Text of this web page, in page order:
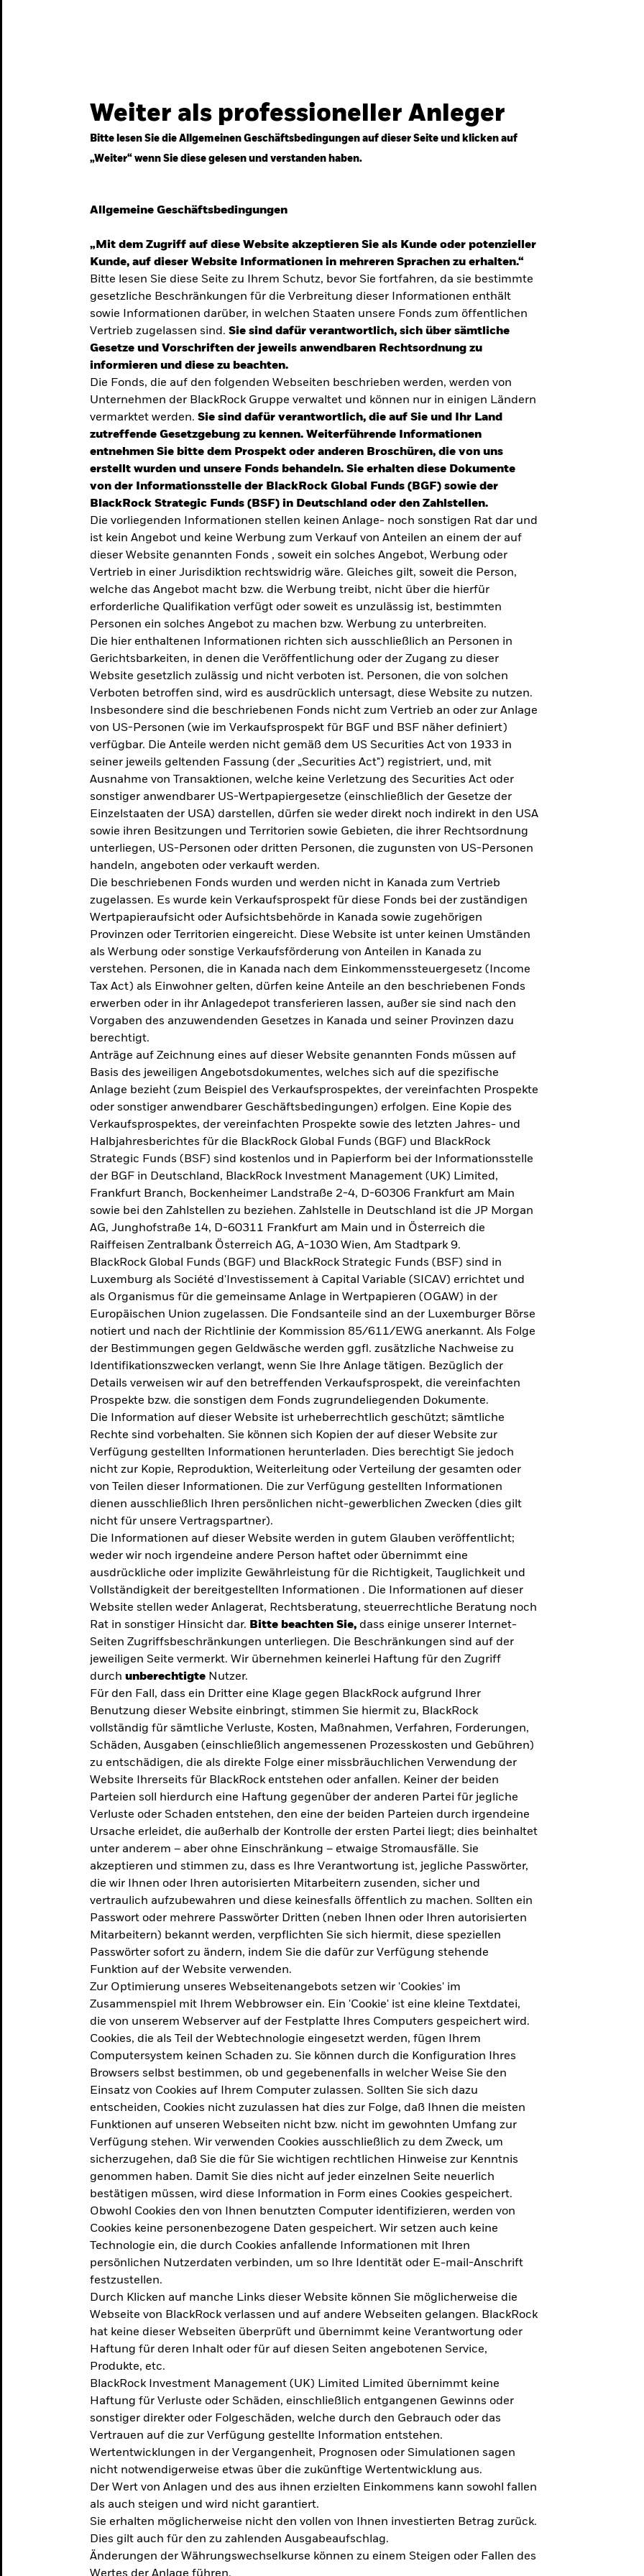
TRENDS & IDEEN
Entdecken Sie unsere
makroökonomischen
Einschätzungen und Anlageideen.
Aktuelle Einschätzungen
UMFRAGE ZUR ALTERSVORSORGE 2025
Realitätscheck Altersvorsorge. Wie
steht es um Ihre Altersvorsorge?
Zu den Ergebnissen
Die
in
das am
verfolgt das
demografische und
Vorschläge, um das
Den Bericht für Deutschland herunterladen
Den Bericht für Europa herunterladen
Weiter als professioneller Anleger
Bitte lesen Sie die Allgemeinen Geschäftsbedingungen auf dieser Seite und klicken auf
„Weiter“ wenn Sie diese gelesen und verstanden haben.
Allgemeine Geschäftsbedingungen
„Mit dem Zugriff auf diese Website akzeptieren Sie als Kunde oder potenzieller
Kunde, auf dieser Website Informationen in mehreren Sprachen zu erhalten.“
Bitte lesen Sie diese Seite zu Ihrem Schutz, bevor Sie fortfahren, da sie bestimmte
gesetzliche Beschränkungen für die Verbreitung dieser Informationen enthält
sowie Informationen darüber, in welchen Staaten unsere Fonds zum öffentlichen
Vertrieb zugelassen sind. Sie sind dafür verantwortlich, sich über sämtliche
Gesetze und Vorschriften der jeweils anwendbaren Rechtsordnung zu
informieren und diese zu beachten.
Die Fonds, die auf den folgenden Webseiten beschrieben werden, werden von
Unternehmen der BlackRock Gruppe verwaltet und können nur in einigen Ländern
vermarktet werden. Sie sind dafür verantwortlich, die auf Sie und Ihr Land
zutreffende Gesetzgebung zu kennen. Weiterführende Informationen
entnehmen Sie bitte dem Prospekt oder anderen Broschüren, die von uns
erstellt wurden und unsere Fonds behandeln. Sie erhalten diese Dokumente
von der Informationsstelle der BlackRock Global Funds (BGF) sowie der
BlackRock Strategic Funds (BSF) in Deutschland oder den Zahlstellen.
Die vorliegenden Informationen stellen keinen Anlage- noch sonstigen Rat dar und
ist kein Angebot und keine Werbung zum Verkauf von Anteilen an einem der auf
dieser Website genannten Fonds , soweit ein solches Angebot, Werbung oder
Vertrieb in einer Jurisdiktion rechtswidrig wäre. Gleiches gilt, soweit die Person,
welche das Angebot macht bzw. die Werbung treibt, nicht über die hierfür
erforderliche Qualifikation verfügt oder soweit es unzulässig ist, bestimmten
Personen ein solches Angebot zu machen bzw. Werbung zu unterbreiten.
Die hier enthaltenen Informationen richten sich ausschließlich an Personen in
Gerichtsbarkeiten, in denen die Veröffentlichung oder der Zugang zu dieser
Website gesetzlich zulässig und nicht verboten ist. Personen, die von solchen
Verboten betroffen sind, wird es ausdrücklich untersagt, diese Website zu nutzen.
Insbesondere sind die beschriebenen Fonds nicht zum Vertrieb an oder zur Anlage
von US-Personen (wie im Verkaufsprospekt für BGF und BSF näher definiert)
verfügbar. Die Anteile werden nicht gemäß dem US Securities Act von 1933 in
seiner jeweils geltenden Fassung (der „Securities Act") registriert, und, mit
Ausnahme von Transaktionen, welche keine Verletzung des Securities Act oder
sonstiger anwendbarer US-Wertpapiergesetze (einschließlich der Gesetze der
Einzelstaaten der USA) darstellen, dürfen sie weder direkt noch indirekt in den USA
sowie ihren Besitzungen und Territorien sowie Gebieten, die ihrer Rechtsordnung
unterliegen, US-Personen oder dritten Personen, die zugunsten von US-Personen
handeln, angeboten oder verkauft werden.
Die beschriebenen Fonds wurden und werden nicht in Kanada zum Vertrieb
zugelassen. Es wurde kein Verkaufsprospekt für diese Fonds bei der zuständigen
Wertpapieraufsicht oder Aufsichtsbehörde in Kanada sowie zugehörigen
Provinzen oder Territorien eingereicht. Diese Website ist unter keinen Umständen
als Werbung oder sonstige Verkaufsförderung von Anteilen in Kanada zu
verstehen. Personen, die in Kanada nach dem Einkommenssteuergesetz (Income
Tax Act) als Einwohner gelten, dürfen keine Anteile an den beschriebenen Fonds
erwerben oder in ihr Anlagedepot transferieren lassen, außer sie sind nach den
Vorgaben des anzuwendenden Gesetzes in Kanada und seiner Provinzen dazu
berechtigt.
Anträge auf Zeichnung eines auf dieser Website genannten Fonds müssen auf
Basis des jeweiligen Angebotsdokumentes, welches sich auf die spezifische
Anlage bezieht (zum Beispiel des Verkaufsprospektes, der vereinfachten Prospekte
oder sonstiger anwendbarer Geschäftsbedingungen) erfolgen. Eine Kopie des
Verkaufsprospektes, der vereinfachten Prospekte sowie des letzten Jahres- und
Halbjahresberichtes für die BlackRock Global Funds (BGF) und BlackRock
Strategic Funds (BSF) sind kostenlos und in Papierform bei der Informationsstelle
der BGF in Deutschland, BlackRock Investment Management (UK) Limited,
Frankfurt Branch, Bockenheimer Landstraße 2-4, D-60306 Frankfurt am Main
sowie bei den Zahlstellen zu beziehen. Zahlstelle in Deutschland ist die JP Morgan
AG, Junghofstraße 14, D-60311 Frankfurt am Main und in Österreich die
Raiffeisen Zentralbank Österreich AG, A-1030 Wien, Am Stadtpark 9.
BlackRock Global Funds (BGF) und BlackRock Strategic Funds (BSF) sind in
Luxemburg als Société d'Investissement à Capital Variable (SICAV) errichtet und
als Organismus für die gemeinsame Anlage in Wertpapieren (OGAW) in der
Europäischen Union zugelassen. Die Fondsanteile sind an der Luxemburger Börse
notiert und nach der Richtlinie der Kommission 85/611/EWG anerkannt. Als Folge
der Bestimmungen gegen Geldwäsche werden ggfl. zusätzliche Nachweise zu
Identifikationszwecken verlangt, wenn Sie Ihre Anlage tätigen. Bezüglich der
Details verweisen wir auf den betreffenden Verkaufsprospekt, die vereinfachten
Prospekte bzw. die sonstigen dem Fonds zugrundeliegenden Dokumente.
Die Information auf dieser Website ist urheberrechtlich geschützt; sämtliche
Rechte sind vorbehalten. Sie können sich Kopien der auf dieser Website zur
Verfügung gestellten Informationen herunterladen. Dies berechtigt Sie jedoch
nicht zur Kopie, Reproduktion, Weiterleitung oder Verteilung der gesamten oder
von Teilen dieser Informationen. Die zur Verfügung gestellten Informationen
dienen ausschließlich Ihren persönlichen nicht-gewerblichen Zwecken (dies gilt
nicht für unsere Vertragspartner).
Die Informationen auf dieser Website werden in gutem Glauben veröffentlicht;
weder wir noch irgendeine andere Person haftet oder übernimmt eine
ausdrückliche oder implizite Gewährleistung für die Richtigkeit, Tauglichkeit und
Vollständigkeit der bereitgestellten Informationen . Die Informationen auf dieser
Website stellen weder Anlagerat, Rechtsberatung, steuerrechtliche Beratung noch
Rat in sonstiger Hinsicht dar. Bitte beachten Sie, dass einige unserer Internet-
Seiten Zugriffsbeschränkungen unterliegen. Die Beschränkungen sind auf der
jeweiligen Seite vermerkt. Wir übernehmen keinerlei Haftung für den Zugriff
durch unberechtigte Nutzer.
Für den Fall, dass ein Dritter eine Klage gegen BlackRock aufgrund Ihrer
Benutzung dieser Website einbringt, stimmen Sie hiermit zu, BlackRock
vollständig für sämtliche Verluste, Kosten, Maßnahmen, Verfahren, Forderungen,
Schäden, Ausgaben (einschließlich angemessenen Prozesskosten und Gebühren)
zu entschädigen, die als direkte Folge einer missbräuchlichen Verwendung der
Website Ihrerseits für BlackRock entstehen oder anfallen. Keiner der beiden
Parteien soll hierdurch eine Haftung gegenüber der anderen Partei für jegliche
Verluste oder Schaden entstehen, den eine der beiden Parteien durch irgendeine
Ursache erleidet, die außerhalb der Kontrolle der ersten Partei liegt; dies beinhaltet
unter anderem – aber ohne Einschränkung – etwaige Stromausfälle. Sie
akzeptieren und stimmen zu, dass es Ihre Verantwortung ist, jegliche Passwörter,
die wir Ihnen oder Ihren autorisierten Mitarbeitern zusenden, sicher und
vertraulich aufzubewahren und diese keinesfalls öffentlich zu machen. Sollten ein
Passwort oder mehrere Passwörter Dritten (neben Ihnen oder Ihren autorisierten
Mitarbeitern) bekannt werden, verpflichten Sie sich hiermit, diese speziellen
Passwörter sofort zu ändern, indem Sie die dafür zur Verfügung stehende
Funktion auf der Website verwenden.
Zur Optimierung unseres Webseitenangebots setzen wir 'Cookies' im
Zusammenspiel mit Ihrem Webbrowser ein. Ein 'Cookie' ist eine kleine Textdatei,
die von unserem Webserver auf der Festplatte Ihres Computers gespeichert wird.
Cookies, die als Teil der Webtechnologie eingesetzt werden, fügen Ihrem
Computersystem keinen Schaden zu. Sie können durch die Konfiguration Ihres
Browsers selbst bestimmen, ob und gegebenenfalls in welcher Weise Sie den
Einsatz von Cookies auf Ihrem Computer zulassen. Sollten Sie sich dazu
entscheiden, Cookies nicht zuzulassen hat dies zur Folge, daß Ihnen die meisten
Funktionen auf unseren Webseiten nicht bzw. nicht im gewohnten Umfang zur
Verfügung stehen. Wir verwenden Cookies ausschließlich zu dem Zweck, um
sicherzugehen, daß Sie die für Sie wichtigen rechtlichen Hinweise zur Kenntnis
genommen haben. Damit Sie dies nicht auf jeder einzelnen Seite neuerlich
bestätigen müssen, wird diese Information in Form eines Cookies gespeichert.
Obwohl Cookies den von Ihnen benutzten Computer identifizieren, werden von
Cookies keine personenbezogene Daten gespeichert. Wir setzen auch keine
Technologie ein, die durch Cookies anfallende Informationen mit Ihren
persönlichen Nutzerdaten verbinden, um so Ihre Identität oder E-mail-Anschrift
festzustellen.
Durch Klicken auf manche Links dieser Website können Sie möglicherweise die
Webseite von BlackRock verlassen und auf andere Webseiten gelangen. BlackRock
hat keine dieser Webseiten überprüft und übernimmt keine Verantwortung oder
Haftung für deren Inhalt oder für auf diesen Seiten angebotenen Service,
Produkte, etc.
BlackRock Investment Management (UK) Limited Limited übernimmt keine
Haftung für Verluste oder Schäden, einschließlich entgangenen Gewinns oder
sonstiger direkter oder Folgeschäden, welche durch den Gebrauch oder das
Vertrauen auf die zur Verfügung gestellte Information entstehen.
Wertentwicklungen in der Vergangenheit, Prognosen oder Simulationen sagen
nicht notwendigerweise etwas über die zukünftige Wertentwicklung aus.
Der Wert von Anlagen und des aus ihnen erzielten Einkommens kann sowohl fallen
als auch steigen und wird nicht garantiert.
Sie erhalten möglicherweise nicht den vollen von Ihnen investierten Betrag zurück.
Dies gilt auch für den zu zahlenden Ausgabeaufschlag.
Änderungen der Währungswechselkurse können zu einem Steigen oder Fallen des